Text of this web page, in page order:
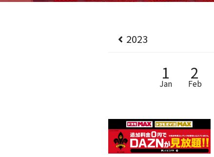
2023
1
Jan
2
Feb